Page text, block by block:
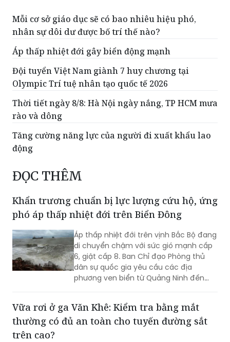
Áp thấp nhiệt đới gây biển động mạnh
Đội tuyển Việt Nam giành 7 huy chương tại
Olympic Trí tuệ nhân tạo quốc tế 2026
Thời tiết ngày 8/8: Hà Nội ngày nắng, TP HCM mưa
rào và dông
Tăng cường năng lực của người đi xuất khẩu lao
động
ĐỌC THÊM
Khẩn trương chuẩn bị lực lượng cứu hộ, ứng
Áp thấp nhiệt đới trên vịnh Bắc Bộ đang
di chuyển chậm với sức gió mạnh cấp
6, giật cấp 8. Ban Chỉ đạo Phòng thủ
dân sự quốc gia yêu cầu các địa
phương ven biển từ Quảng Ninh đến
Quảng Trị quản lý chặt tàu thuyền, chủ
động các phương án ứng phó và sẵn
sàng lực lượng, phương tiện cứu hộ, cứu
Vữa rơi ở ga Văn Khê: Kiểm tra bằng mắt
trên cao?
Sự cố lớp vữa trang trí từ ga Văn Khê rơi